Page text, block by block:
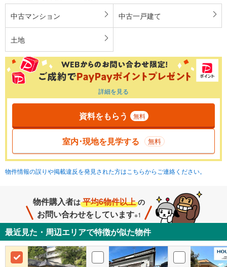
中古マンション 中古一戸建て
土地
詳細を見る
資料をもらう 無料
室内･現地を見学する 無料
物件情報の誤りや掲載違反を発見された方はこちらからご連絡ください。
物件購入者は 平均6物件以上 の
お問い合わせをしています※1
最近見た・周辺エリアで特徴が似た物件